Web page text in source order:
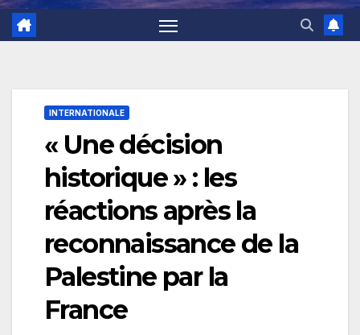
INTERNATIONALE
« Une décision
historique » : les
réactions après la
reconnaissance de la
Palestine par la
France